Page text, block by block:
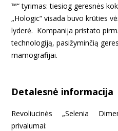
™“ tyrimas: tiesiog geresnės
„Hologic“ visada buvo krūties
lyderė. Kompanija pristato
technologiją, pasižyminčią
mamografijai.
Detalesnė informacija
Revoliucinės „Selenia
privalumai: